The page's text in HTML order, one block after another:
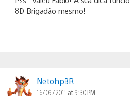
8D Brigadão mesmo!
NetohpBR
16/09/2011 at 9:30 PM